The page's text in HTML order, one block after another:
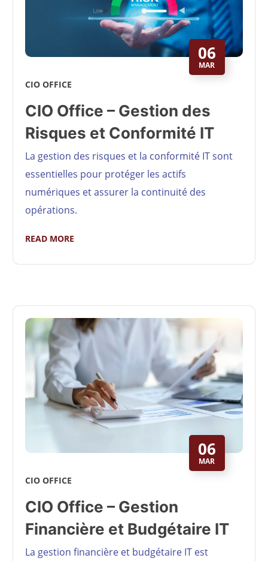
06
MAR
CIO OFFICE
CIO Office – Gestion des
Risques et Conformité IT
La gestion des risques et la conformité IT sont
essentielles pour protéger les actifs
numériques et assurer la continuité des
opérations.
READ MORE
06
MAR
CIO OFFICE
CIO Office – Gestion
Financière et Budgétaire IT
La gestion financière et budgétaire IT est